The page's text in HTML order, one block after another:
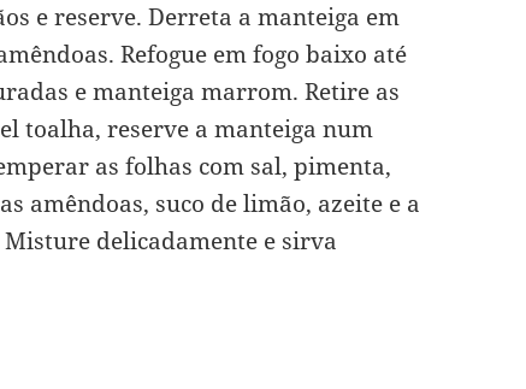
e reserve. Derreta a manteiga em
Refogue em fogo baixo até
e manteiga marrom. Retire as
toalha, reserve a manteiga num
as folhas com sal, pimenta,
amêndoas, suco de limão, azeite e a
delicadamente e sirva